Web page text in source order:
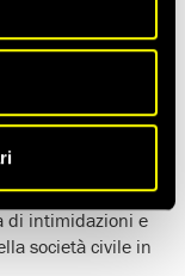
le assurde
rappresentanti di
tra cui
e altre otto Ong,
di intimidazioni e
società civile in